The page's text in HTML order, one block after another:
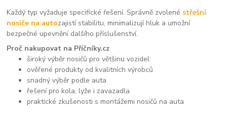
Každý typ vyžaduje specifické řešení. Správně zvolené střešní
nosiče na autozajistí stabilitu, minimalizují hluk a umožní
bezpečné upevnění dalšího příslušenství.
Proč nakupovat na Příčníky.cz
široký výběr nosičů pro většinu vozidel
ověřené produkty od kvalitních výrobců
snadný výběr podle auta
řešení pro kola, lyže i zavazadla
praktické zkušenosti s montážemi nosičů na auta